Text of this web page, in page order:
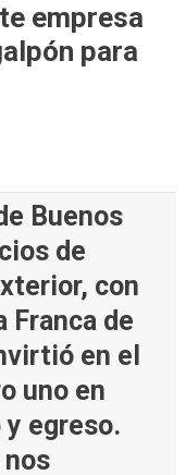
empresa
para
Buenos
de
con
Franca de
en el
uno en
egreso.